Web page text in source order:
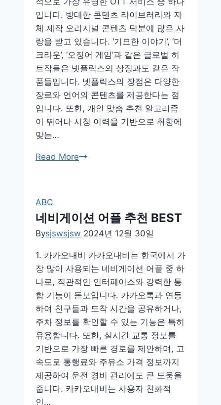
입니다. 방대한 콘텐츠 라이브러리와 자
체 제작 오리지널 콘텐츠 덕분에 많은 사
랑을 받고 있습니다. ‘기묘한 이야기’, ‘더
크라운’, ‘오징어 게임’과 같은 글로벌 히
트작들은 넷플릭스의 상징과도 같은 작
품들입니다. 넷플릭스의 장점은 다양한
장르와 언어의 콘텐츠를 제공한다는 점
입니다. 또한, 개인 맞춤 추천 알고리즘
이 뛰어나 시청 이력을 기반으로 취향에
맞는…
Read MoreOTT
BEST
ABC
네비게이션 어플 추천 BEST
Bysjswsjsw 2024년 12월 30일
1. 카카오내비 카카오내비는 한국에서 가
장 많이 사용되는 네비게이션 어플 중 하
나로, 직관적인 인터페이스와 강력한 통
합 기능이 돋보입니다. 카카오톡과 연동
하여 친구들과 도착 시간을 공유하거나,
주차 정보를 확인할 수 있는 기능은 특히
유용합니다. 또한, 실시간 교통 정보를
기반으로 가장 빠른 경로를 제안하며, 고
속도로 통행료와 주유소 가격 정보까지
제공하여 운전 경비 관리에도 큰 도움을
줍니다. 카카오내비는 사용자 친화적
인…